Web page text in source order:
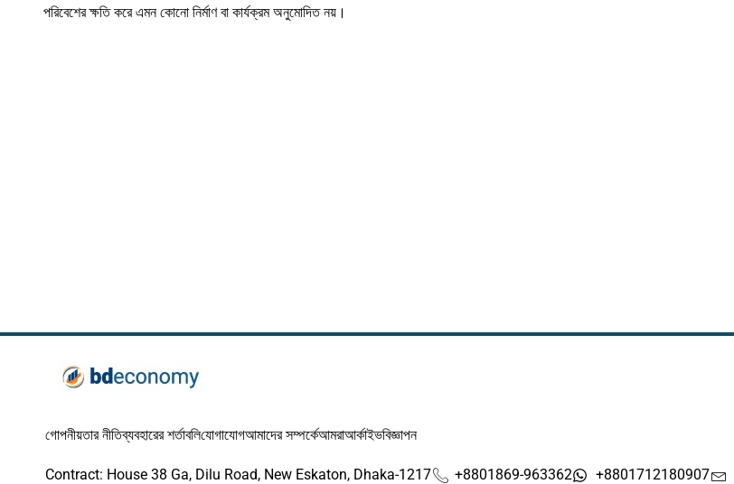
পরিবেশের ক্ষতি করে এমন কোনো নির্মাণ বা কার্যক্রম অনুমোদিত নয়।
গোপনীয়তার নীতিব্যবহারের শর্তাবলিযোগাযোগআমাদের সম্পর্কেআমরাআর্কাইভবিজ্ঞাপন
Contract: House 38 Ga, Dilu Road, New Eskaton, Dhaka-1217 +8801869-963362 +8801712180907